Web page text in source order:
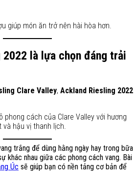
giúp món ăn trở nên hài hòa hơn.
là lựa chọn đáng trải
Clare Valley, Ackland Riesling 2022
phong cách của Clare Valley với hương
hậu vị thanh lịch.
trắng để dùng hằng ngày hay trong bữa
khác nhau giữa các phong cách vang. Bài
Úc sẽ giúp bạn có nền tảng cơ bản để